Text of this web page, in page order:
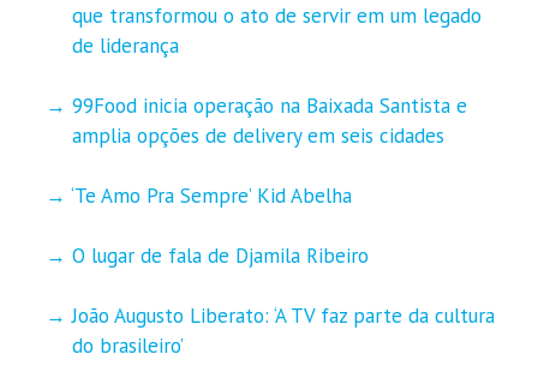
que transformou o ato de servir em um legado
de liderança
99Food inicia operação na Baixada Santista e
amplia opções de delivery em seis cidades
‘Te Amo Pra Sempre’ Kid Abelha
O lugar de fala de Djamila Ribeiro
João Augusto Liberato: ‘A TV faz parte da cultura
do brasileiro’